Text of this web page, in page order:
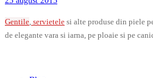
Gentile, servietele si alte produse din piele
de elegante vara si iarna, pe ploaie si pe